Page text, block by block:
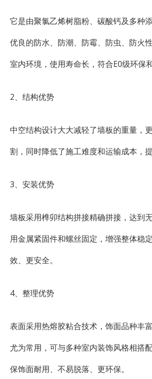
它是由聚氯乙烯树脂粉、碳酸钙及多种
优良的防水、防潮、防霉、防虫、防火
室内环境，使用寿命长，符合E0级环保
2、结构优势
中空结构设计大大减轻了墙板的重量，
割，同时降低了施工难度和运输成本，
3、安装优势
墙板采用榫卯结构拼接精确拼接，达到
用金属紧固件和螺丝固定，增强整体稳
效、更安全。
4、整理优势
表面采用热熔胶粘合技术，饰面品种丰
尤为常用，可与多种室内装饰风格相搭
保饰面耐用、不易脱落、更环保。